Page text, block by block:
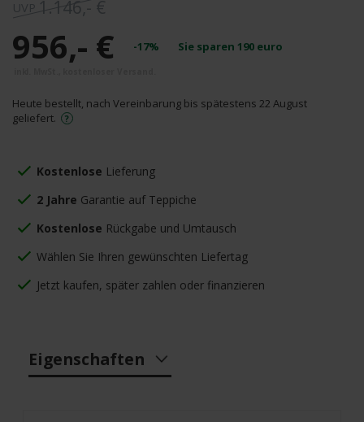
1.146,- €
956,- € -17% Sie sparen 190 euro
Heute bestellt, nach Vereinbarung bis spätestens 22 August
geliefert.
Kostenlose Lieferung
2 Jahre Garantie auf Teppiche
Kostenlose Rückgabe und Umtausch
Wählen Sie Ihren gewünschten Liefertag
Jetzt kaufen, später zahlen oder finanzieren
Eigenschaften